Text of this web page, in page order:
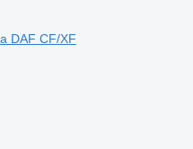
DAF CF/XF